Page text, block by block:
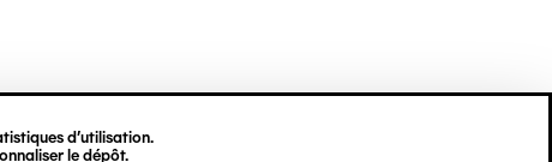
d’utilisation.
le dépôt.